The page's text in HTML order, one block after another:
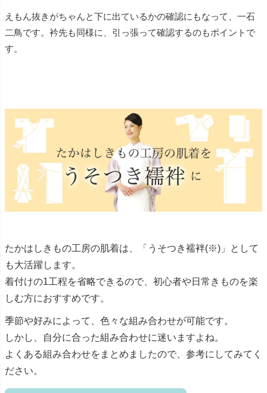
えもん抜きがちゃんと下に出ているかの確認にもなって、一石
二鳥です。衿先も同様に、引っ張って確認するのもポイントで
す。
たかはしきもの工房の肌着は、「うそつき襦袢(※)」として
も大活躍します。
着付けの1工程を省略できるので、初心者や日常きものを楽
しむ方におすすめです。
季節や好みによって、色々な組み合わせが可能です。
しかし、自分に合った組み合わせに迷いますよね。
よくある組み合わせをまとめましたので、参考にしてみてく
ださい。